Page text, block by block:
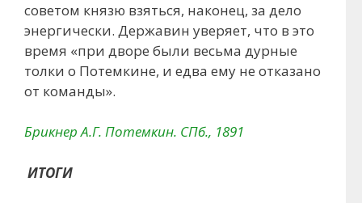
советом князю взяться, наконец, за дело
энергически. Державин уверяет, что в это
время «при дворе были весьма дурные
толки о Потемкине, и едва ему не отказано
от команды».
Брикнер А.Г. Потемкин. СПб., 1891
ИТОГИ